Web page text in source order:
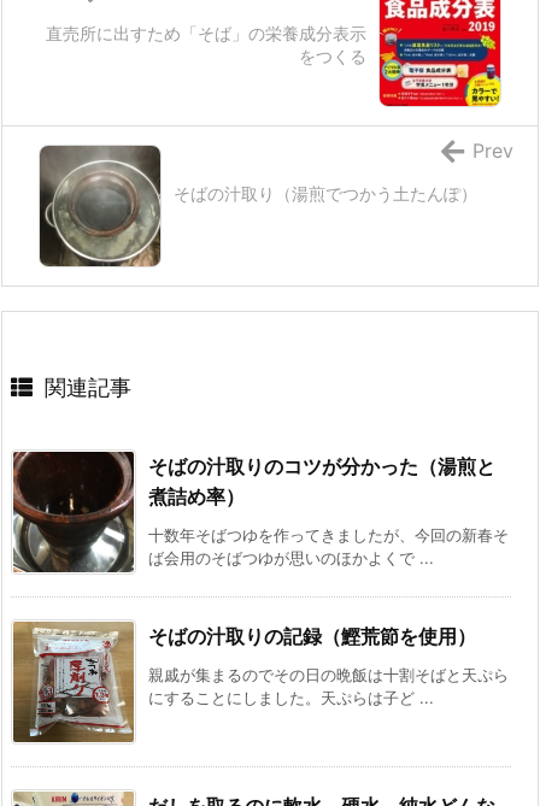
直売所に出すため「そば」の栄養成分表示
をつくる
そばの汁取り（湯煎でつかう土たんぽ）
Prev
関連記事
そばの汁取りのコツが分かった（湯煎と
煮詰め率）
十数年そばつゆを作ってきましたが、今回の新春そ
ば会用のそばつゆが思いのほかよくで ...
そばの汁取りの記録（鰹荒節を使用）
親戚が集まるのでその日の晩飯は十割そばと天ぷら
にすることにしました。天ぷらは子ど ...